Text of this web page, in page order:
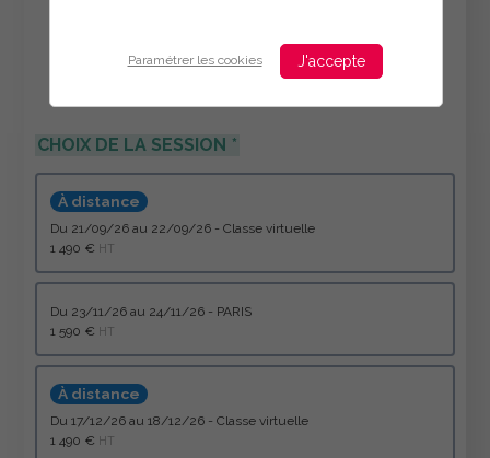
Paramétrer les cookies J'accepte
CHOIX DE LA SESSION
À distance
du 21/09/26 au 22/09/26 - Classe virtuelle
1 490 € HT
du 23/11/26 au 24/11/26 - PARIS
1 590 € HT
À distance
du 17/12/26 au 18/12/26 - Classe virtuelle
1 490 € HT